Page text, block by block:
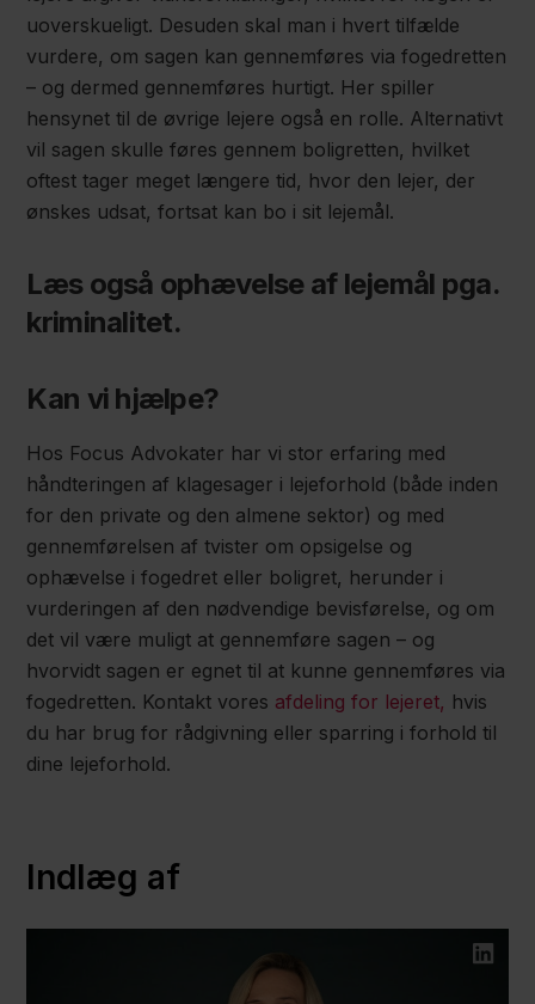
uoverskueligt. Desuden skal man i hvert tilfælde
vurdere, om sagen kan gennemføres via fogedretten
– og dermed gennemføres hurtigt. Her spiller
hensynet til de øvrige lejere også en rolle. Alternativt
vil sagen skulle føres gennem boligretten, hvilket
oftest tager meget længere tid, hvor den lejer, der
ønskes udsat, fortsat kan bo i sit lejemål.
Læs også ophævelse af lejemål pga.
kriminalitet.
Kan vi hjælpe?
Hos Focus Advokater har vi stor erfaring med
håndteringen af klagesager i lejeforhold (både inden
for den private og den almene sektor) og med
gennemførelsen af tvister om opsigelse og
ophævelse i fogedret eller boligret, herunder i
vurderingen af den nødvendige bevisførelse, og om
det vil være muligt at gennemføre sagen – og
hvorvidt sagen er egnet til at kunne gennemføres via
fogedretten. Kontakt vores afdeling for lejeret, hvis
du har brug for rådgivning eller sparring i forhold til
dine lejeforhold.
Indlæg af